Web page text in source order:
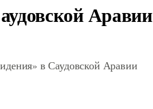
Аравии
в Саудовской Аравии